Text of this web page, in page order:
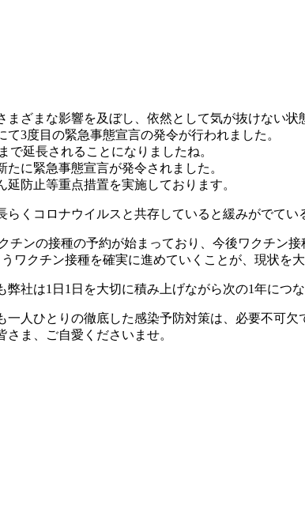
ざまな影響を及ぼし、依然として気が抜けない状
3度目の緊急事態宣言の発令が行われました。
延長されることになりましたね。
に緊急事態宣言が発令されました。
防止等重点措置を実施しております。
くコロナウイルスと共存していると緩みがでてい
ンの接種の予約が始まっており、今後ワクチン接
ワクチン接種を確実に進めていくことが、現状を
社は1日1日を大切に積み上げながら次の1年につ
人ひとりの徹底した感染予防対策は、必要不可欠
ま、ご自愛くださいませ。